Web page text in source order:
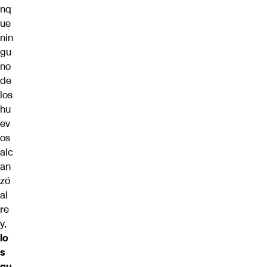
nq
ue
nin
gu
no
de
los
hu
ev
os
alc
an
zó
al
re
y,
lo
s